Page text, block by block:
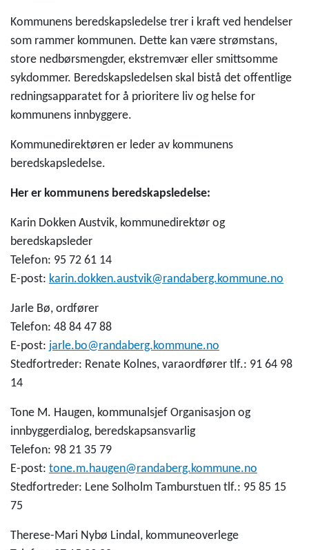
Kommunens beredskapsledelse trer i kraft ved hendelser
som rammer kommunen. Dette kan være strømstans,
store nedbørsmengder, ekstremvær eller smittsomme
sykdommer. Beredskapsledelsen skal bistå det offentlige
redningsapparatet for å prioritere liv og helse for
kommunens innbyggere.
Kommunedirektøren er leder av kommunens
beredskapsledelse.
Her er kommunens beredskapsledelse:
Karin Dokken Austvik, kommunedirektør og
beredskapsleder
Telefon: 95 72 61 14
E-post: karin.dokken.austvik@randaberg.kommune.no
Jarle Bø, ordfører
Telefon: 48 84 47 88
E-post: jarle.bo@randaberg.kommune.no
Stedfortreder: Renate Kolnes, varaordfører tlf.: 91 64 98
14
Tone M. Haugen, kommunalsjef Organisasjon og
innbyggerdialog, beredskapsansvarlig
Telefon: 98 21 35 79
E-post: tone.m.haugen@randaberg.kommune.no
Stedfortreder: Lene Solholm Tamburstuen tlf.: 95 85 15
75
Therese-Mari Nybø Lindal, kommuneoverlege